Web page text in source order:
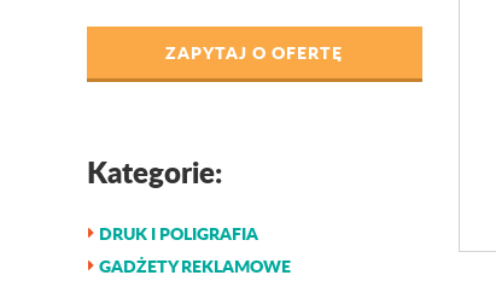
ZAPYTAJ O OFERTĘ
Kategorie:
DRUK I POLIGRAFIA
GADŻETY REKLAMOWE